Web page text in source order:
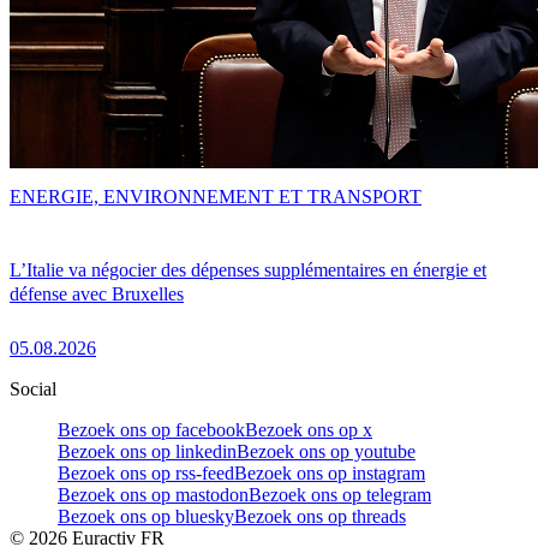
L’Italie va négocier des dépenses supplémentaires en énergie et
défense avec Bruxelles
05.08.2026
ENERGIE, ENVIRONNEMENT ET TRANSPORT
Social
Bezoek ons op facebookBezoek ons op x
Bezoek ons op linkedinBezoek ons op youtube
Bezoek ons op rss-feedBezoek ons op instagram
Bezoek ons op mastodonBezoek ons op telegram
Bezoek ons op blueskyBezoek ons op threads
© 2026 Euractiv FR